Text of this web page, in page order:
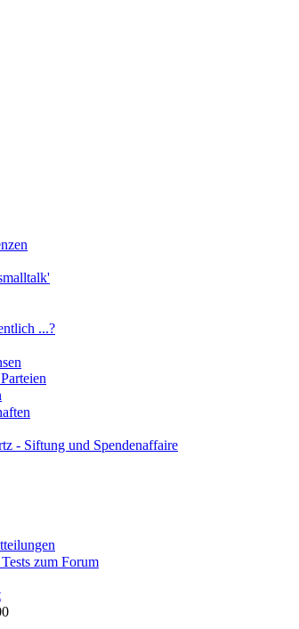
...?
- Siftung und Spendenaffaire
zum Forum